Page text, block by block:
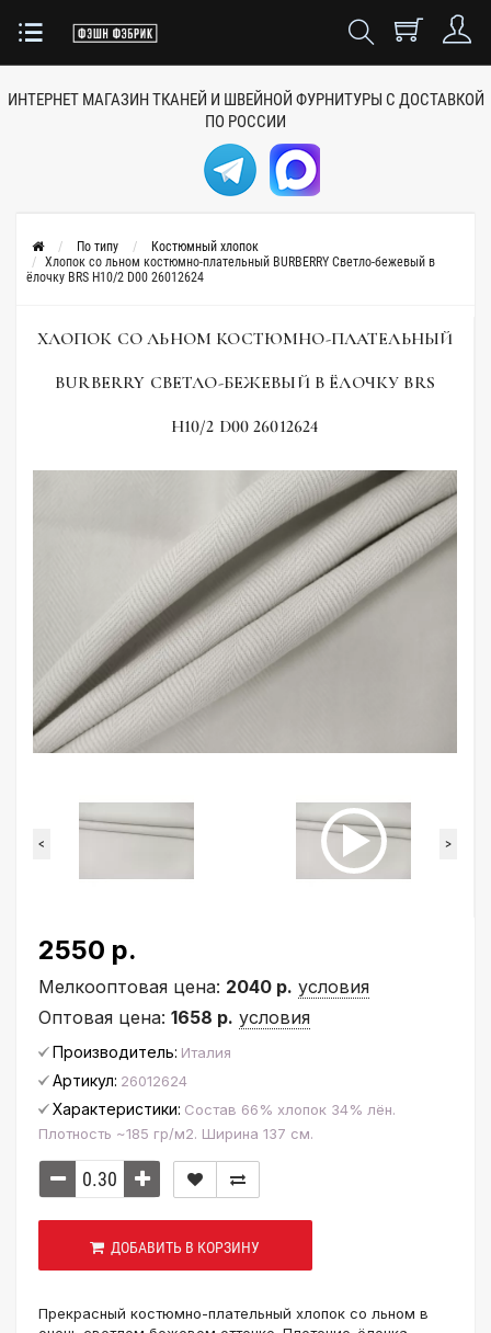
ИНТЕРНЕТ МАГАЗИН ТКАНЕЙ И ШВЕЙНОЙ ФУРНИТУРЫ С ДОСТАВКОЙ
ПО РОССИИ
По типу
Костюмный хлопок
Хлопок со льном костюмно-плательный BURBERRY Светло-бежевый в
ёлочку BRS H10/2 D00 26012624
ХЛОПОК СО ЛЬНОМ КОСТЮМНО-ПЛАТЕЛЬНЫЙ
BURBERRY СВЕТЛО-БЕЖЕВЫЙ В ЁЛОЧКУ BRS
H10/2 D00 26012624
< >
2550 р.
Мелкооптовая цена: 2040 р. условия
Оптовая цена: 1658 р. условия
Производитель: Италия
Артикул: 26012624
Характеристики: Состав 66% хлопок 34% лён.
Плотность ~185 гр/м2. Ширина 137 см.
ДОБАВИТЬ В КОРЗИНУ
Прекрасный костюмно-плательный хлопок со льном в